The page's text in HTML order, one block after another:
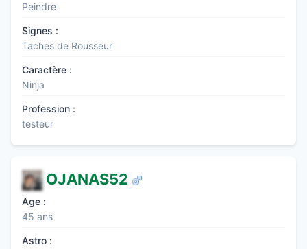
Peindre
Signes :
Taches de Rousseur
Caractère :
Ninja
Profession :
testeur
OJANAS52
Age :
45 ans
Astro :